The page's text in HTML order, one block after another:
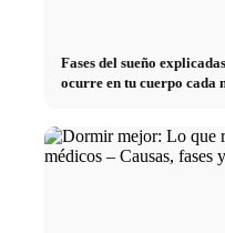
Fases del sueño
ocurre en tu cuerpo cada